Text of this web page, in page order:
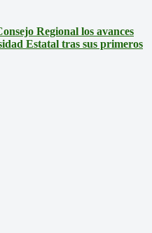
Regional los avances
Estatal tras sus primeros